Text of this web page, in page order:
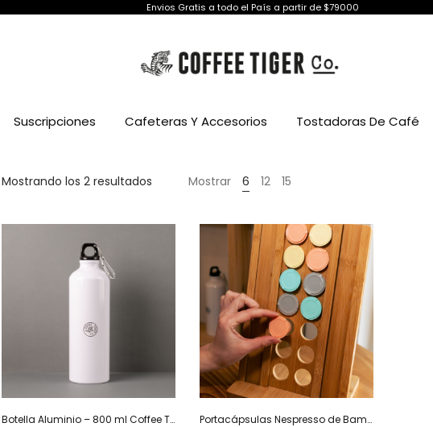
Envios Gratis a todo el País a partir de $79000
Suscripciones Cafeteras Y Accesorios Tostadoras De Café
Mostrando los 2 resultados Mostrar 6 12 15
Botella Aluminio – 800 ml Coffee Tiger Co. Portacápsulas Nespresso de Bambú